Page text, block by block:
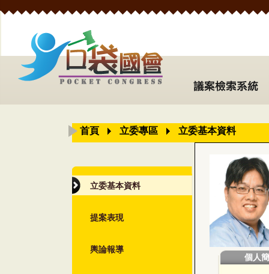
首頁 立委專區 立委基本資料
立委基本資料
提案表現
輿論報導
個人